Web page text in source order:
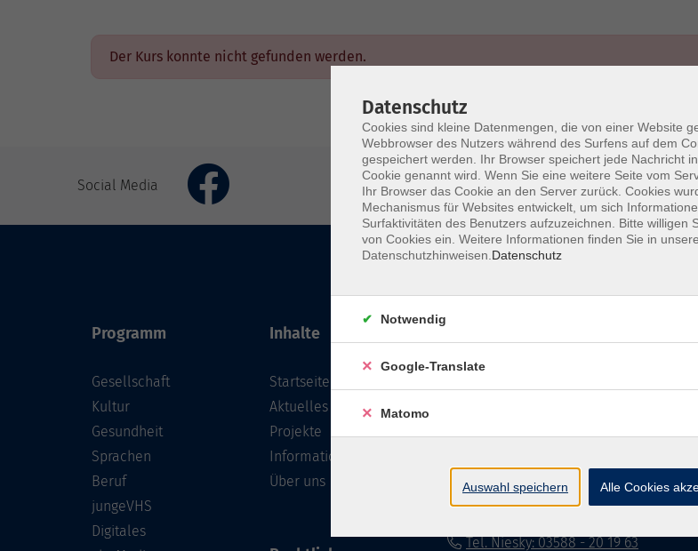
Der Kurs konnte nicht gefunden werden.
Social Media Impressum
Programm
Gesellschaft
Kultur
Gesundheit
Sprachen
Beruf
jungeVHS
Digitales
Inhalte
Startseite
Aktuelles
Projekte
Informationen
Über uns
info@vhs-dle.de
Tel. Löbau: 03585 - 41 77 442
Tel. Zittau: 03585 - 41 77 448
Tel. Niesky: 03588 - 20 19 63
Datenschutz
Cookies sind kleine Datenmengen, die von einer Website
Webbrowser des Nutzers während des Surfens auf dem
gespeichert werden. Ihr Browser speichert jede Nachricht
Cookie genannt wird. Wenn Sie eine weitere Seite vom
Ihr Browser das Cookie an den Server zurück. Cookies
Mechanismus für Websites entwickelt, um sich
Surfaktivitäten des Benutzers aufzuzeichnen. Bitte willigen
von Cookies ein. Weitere Informationen finden Sie in
Datenschutzhinweisen. Datenschutz
Notwendig
Google-Translate
Matomo
Auswahl speichern Alle Cookies